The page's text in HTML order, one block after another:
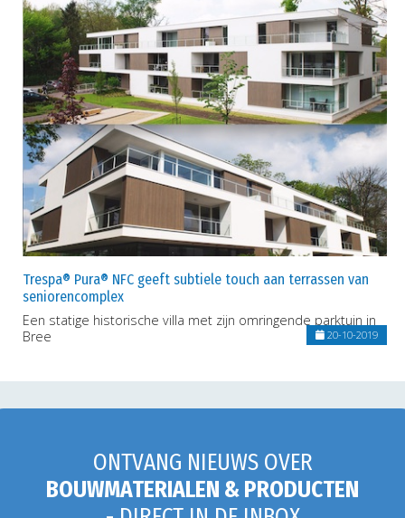
Trespa® Pura® NFC geeft subtiele touch aan terrassen van
seniorencomplex
Een statige historische villa met zijn omringende parktuin in
Bree
20-10-2019
ONTVANG NIEUWS OVER
BOUWMATERIALEN & PRODUCTEN